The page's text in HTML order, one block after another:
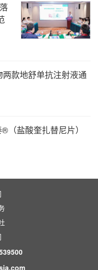
款地舒单抗注射液通
（盐酸奎扎替尼片）